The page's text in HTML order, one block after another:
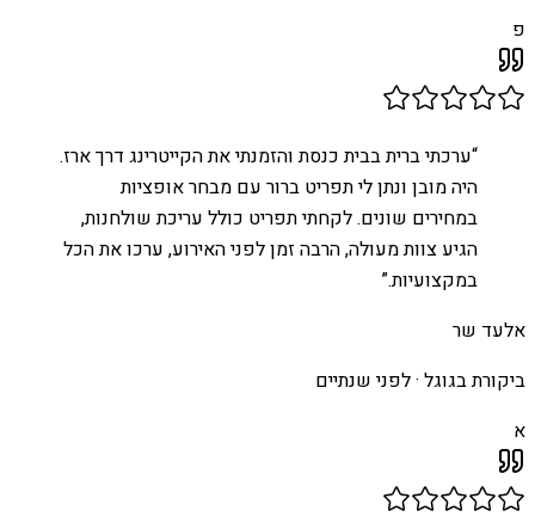
פ
“ערכתי ברית בבית כנסת והזמנתי את הקייטרינג דרך ארז.
היה מובן ונתן לי תפריט ברור עם מבחר אופציות
במחירים שונים. לקחתי תפריט כולל עריכת שולחנות,
הגיע צוות מעולה, הרבה זמן לפני האירוע, ערכו את הכל
במקצועיות.”
אלעד שר
ביקורת בגוגל ·לפני שנתיים
א